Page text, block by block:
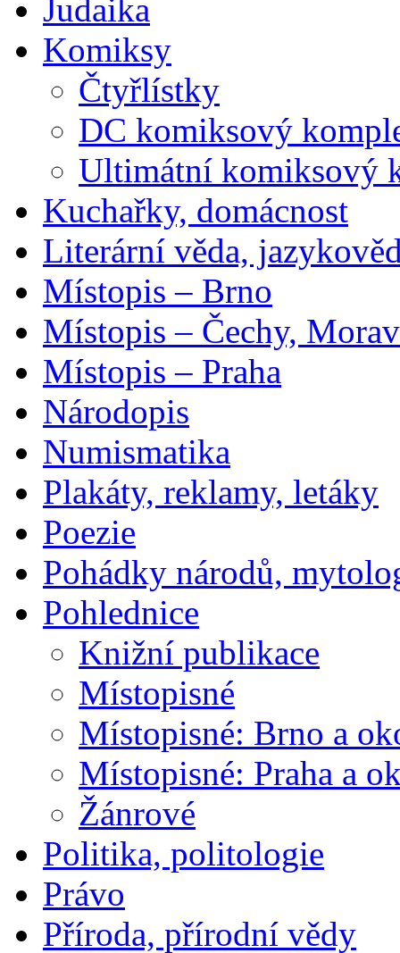
Judaika
Komiksy
Čtyřlístky
DC komiksový
Ultimátní komiksový
Kuchařky, domácnost
Literární věda,
Místopis – Brno
Místopis – Čechy,
Místopis – Praha
Národopis
Numismatika
Plakáty, reklamy, letáky
Poezie
Pohádky národů,
Pohlednice
Knižní publikace
Místopisné
Místopisné: Brno a
Místopisné: Praha a
Žánrové
Politika, politologie
Právo
Příroda, přírodní vědy